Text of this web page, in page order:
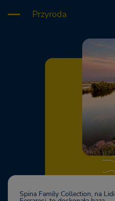
Przyroda
Spina Family Collection, na Lidi